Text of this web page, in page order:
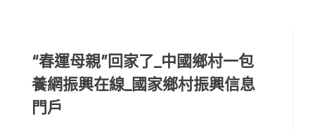
“春運母親”回家了_中國鄉村一包
養網振興在線_國家鄉村振興信息
門戶